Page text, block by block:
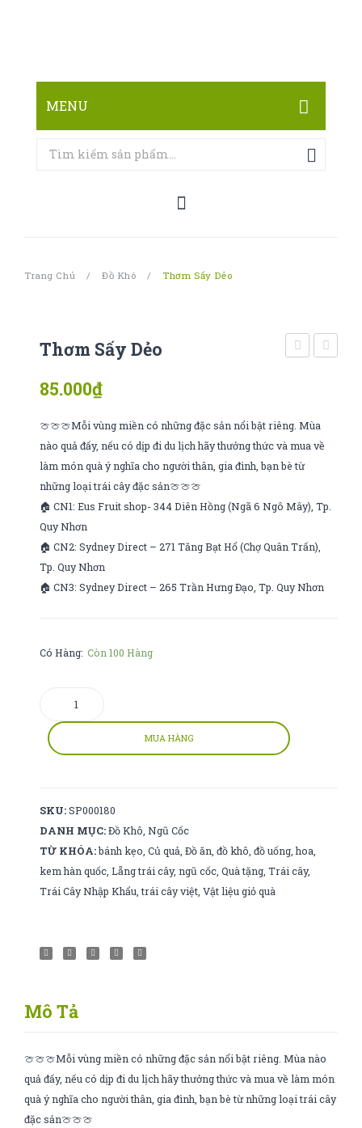
MENU
TRANG CHỦ
Trang Chủ / Đồ Khô / Thơm Sấy Dẻo
Thơm Sấy Dẻo
85.000₫
🍈🍈🍈Mỗi vùng miền có những đặc sản nổi bật riêng. Mùa
nào quả đấy, nếu có dịp đi du lịch hãy thưởng thức và mua về
làm món quà ý nghĩa cho người thân, gia đình, bạn bè từ
những loại trái cây đặc sản🍈🍈🍈
🏠 CN1: Eus Fruit shop- 344 Diên Hồng (Ngã 6 Ngô Mây), Tp.
Quy Nhơn
🏠 CN2: Sydney Direct – 271 Tăng Bạt Hổ (Chợ Quân Trấn),
Tp. Quy Nhơn
🏠 CN3: Sydney Direct – 265 Trần Hưng Đạo, Tp. Quy Nhơn
Có Hàng: Còn 100 Hàng
dẻo
MUA HÀNG
SKU: SP000180
DANH MỤC: Đồ Khô ,Ngũ Cốc
TỪ KHÓA: bánh kẹo ,Củ quả ,Đồ ăn ,đồ khô ,đồ uống ,hoa
kem hàn quốc ,Lẵng trái cây,ngũ cốc ,Quà tặng ,Trái cây,
Trái Cây Nhập Khẩu ,trái cây việt ,Vật liệu giỏ quà
Mô Tả
🍈🍈🍈Mỗi vùng miền có những đặc sản nổi bật riêng. Mùa nào
quả đấy, nếu có dịp đi du lịch hãy thưởng thức và mua về làm món
quà ý nghĩa cho người thân, gia đình, bạn bè từ những loại trái cây
đặc sản🍈🍈🍈